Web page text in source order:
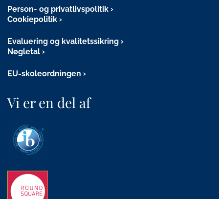
Person- og privatlivspolitik
Cookiepolitik
Evaluering og kvalitetssikring
Nøgletal
EU-skoleordningen
Vi er en del af